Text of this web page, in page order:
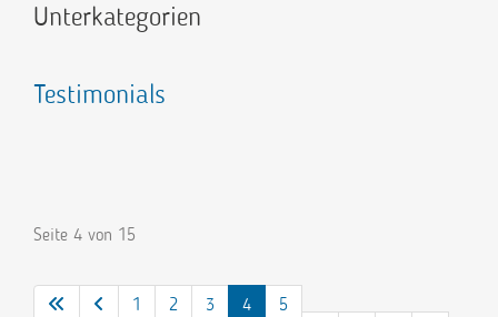
Unterkategorien
Testimonials
Seite 4 von 15
1 2 3 4
5